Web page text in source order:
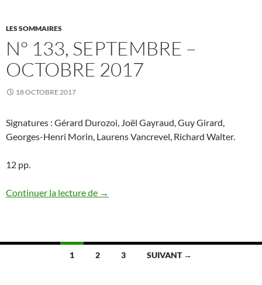
LES SOMMAIRES
N° 133, SEPTEMBRE –
OCTOBRE 2017
18 OCTOBRE 2017
Signatures : Gérard Durozoi, Joël Gayraud, Guy Girard,
Georges-Henri Morin, Laurens Vancrevel, Richard Walter.
12 pp.
Continuer la lecture de N° 133, septembre – octobre 2017
→
Navigation
1 2 3 SUIVANT →